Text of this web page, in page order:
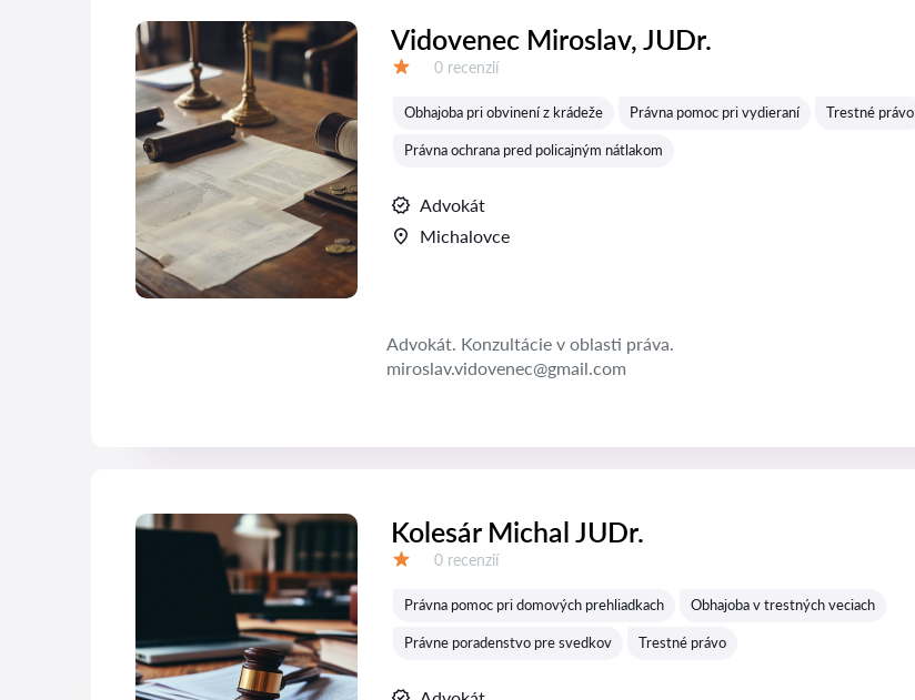
Vidovenec Miroslav, JUDr.
Recenzií:
0 recenzií
Obhajoba pri obvinení z krádeže Právna pomoc pri vydieraní Trestné právo
Právna ochrana pred policajným nátlakom
Advokát
Michalovce
Advokát. Konzultácie v oblasti práva.
miroslav.vidovenec@gmail.com
Kolesár Michal JUDr.
Recenzií:
0 recenzií
Právna pomoc pri domových prehliadkach Obhajoba v trestných veciach
Právne poradenstvo pre svedkov Trestné právo